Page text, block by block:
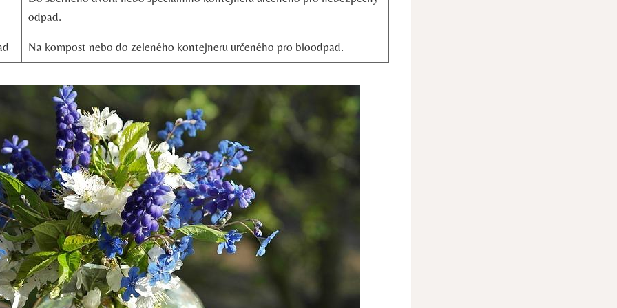
odpad.
Na kompost nebo do zeleného kontejneru určeného pro bioodpad.